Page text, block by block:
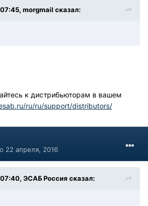
morgmail сказал:
к дистрибьюторам в вашем
ru/ru/support/distributors/
22 апреля, 2016
ЭСАБ Россия сказал: